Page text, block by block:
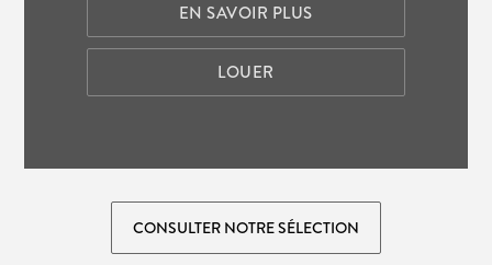
EN SAVOIR PLUS
LOUER
CONSULTER NOTRE SÉLECTION